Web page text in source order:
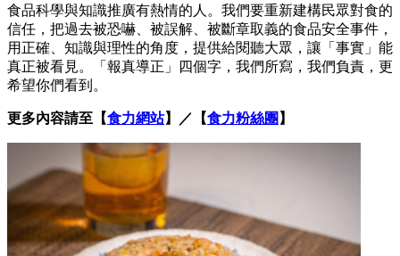
食品科學與知識推廣有熱情的人。我們要重新建構民眾對食的
信任，把過去被恐嚇、被誤解、被斷章取義的食品安全事件，
用正確、知識與理性的角度，提供給閱聽大眾，讓「事實」能
真正被看見。「報真導正」四個字，我們所寫，我們負責，更
希望你們看到。
更多內容請至【食力網站】／【食力粉絲團 】